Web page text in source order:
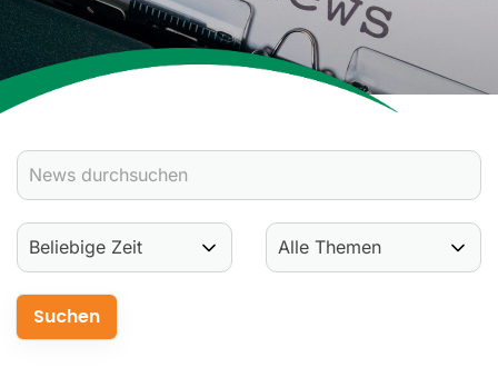
Aktuelles
Verbands-News
Termine
Verantwortung